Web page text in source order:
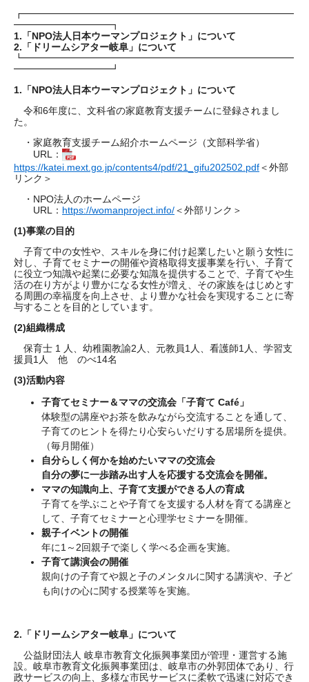
┏━━━━━━━━━━━━━━━━━━━━━━━━━━━━
━━━━━━━━━━┓
1.「NPO法人日本ウーマンプロジェクト」について
2.「ドリームシアター岐阜」について
┗━━━━━━━━━━━━━━━━━━━━━━━━━━━━
━━━━━━━━━━┛
1. 「NPO法人日本ウーマンプロジェクト」について
令和6年度に、文科省の家庭教育支援チームに登録されまし
た。
・家庭教育支援チーム紹介ホームページ（文部科学省）
URL：
https://katei.mext.go.jp/contents4/pdf/21_gifu202502.pdf＜外部
リンク＞
・NPO法人のホームページ
URL： https://womanproject.info/＜外部リンク＞
(1)事業の目的
子育て中の女性や、スキルを身に付け起業したいと願う女性に
対し、子育てセミナーの開催や資格取得支援事業を行い、子育て
に役立つ知識や起業に必要な知識を提供することで、子育てや生
活の在り方がより豊かになる女性が増え、その家族をはじめとす
る周囲の幸福度を向上させ、より豊かな社会を実現することに寄
与することを目的としています。
(2)組織構成
保育士 1 人、幼稚園教諭2人、元教員1人、看護師1人、学習支
援員1人 他 のべ14名
(3)活動内容
子育てセミナー＆ママの交流会「子育て Café」
体験型の講座やお茶を飲みながら交流することを通して、
子育てのヒントを得たり心安らいだりする居場所を提供。
（毎月開催）
自分らしく何かを始めたいママの交流会
自分の夢に一歩踏み出す人を応援する交流会を開催。
ママの知識向上、子育て支援ができる人の育成
子育てを学ぶことや子育てを支援する人材を育てる講座と
して、子育てセミナーと心理学セミナーを開催。
親子イベントの開催
年に1～2回親子で楽しく学べる企画を実施。
子育て講演会の開催
親向けの子育てや親と子のメンタルに関する講演や、子ど
も向けの心に関する授業等を実施。
2. 「ドリームシアター岐阜」について
公益財団法人 岐阜市教育文化振興事業団が管理・運営する施
設。岐阜市教育文化振興事業団は、岐阜市の外郭団体であり、行
政サービスの向上、多様な市民サービスに柔軟で迅速に対応でき